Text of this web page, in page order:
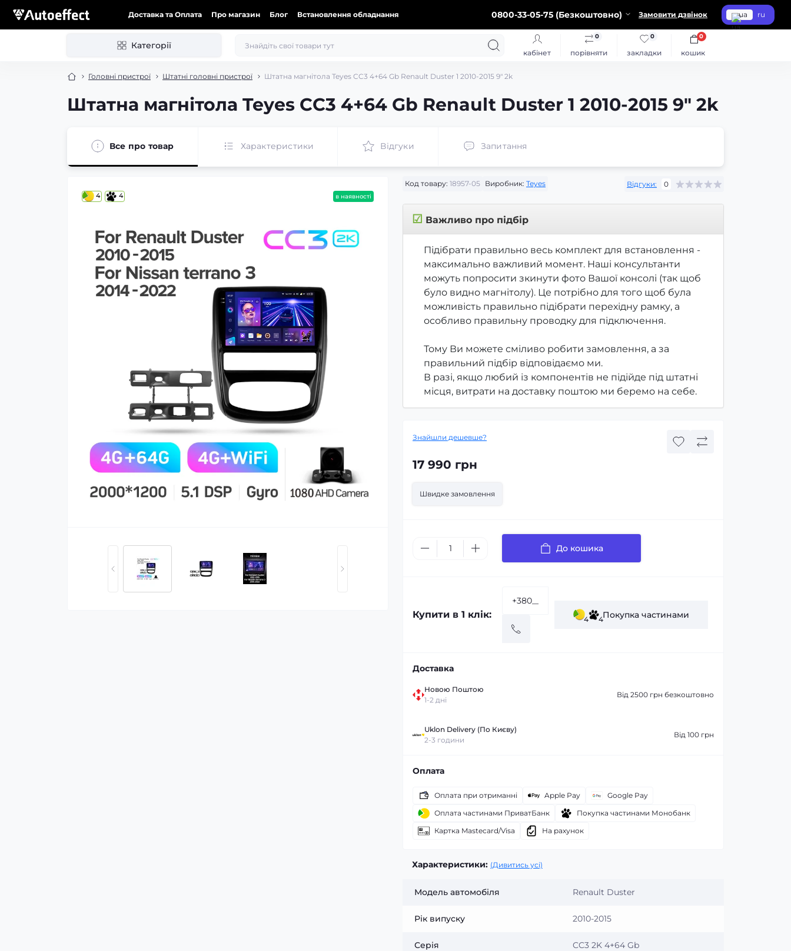
Доставка та Оплата Про магазин Блог Встановлення обладнання 0800-33-05-75 (Безкоштовно) Замовити дзвінок ua ru
Категорії
кабінет порівняти
0
закладки
0
кошик
0
Головні пристрої Штатні головні пристрої Штатна магнітола Teyes CC3 4+64 Gb Renault Duster 1 2010-2015 9" 2k
Штатна магнітола Teyes CC3 4+64 Gb Renault Duster 1 2010-2015 9" 2k
Все про товар Характеристики Відгуки Запитання
4 4 в наявності
Код товару: 18957-05 Виробник: Teyes Відгуки: 0
☑ Важливо про підбір
Підібрати правильно весь комплект для встановлення -
максимально важливий момент. Наші консультанти
можуть попросити зкинути фото Вашої консолі (так щоб
було видно магнітолу). Це потрібно для того щоб була
можливість правильно підібрати перехідну рамку, а
особливо правильну проводку для підключення.
Тому Ви можете сміливо робити замовлення, а за
правильний підбір відповідаємо ми.
В разі, якщо любий із компонентів не підійде під штатні
місця, витрати на доставку поштою ми беремо на себе.
Знайшли дешевше?
17 990 грн
Швидке замовлення
До кошика
Купити в 1 клік: 4 4Покупка частинами
Доставка
Новою Поштою
1-2 дні
Від 2500 грн безкоштовно
Uklon Delivery (По Києву)
2-3 години
Від 100 грн
Оплата
Оплата при отриманні Apple Pay
Google Pay
Оплата частинами ПриватБанк
Покупка частинами Монобанк
Картка Mastecard/Visa
На рахунок
Характеристики: (Дивитись усі)
Модель автомобіля Renault Duster
Рік випуску 2010-2015
Серія CC3 2K 4+64 Gb